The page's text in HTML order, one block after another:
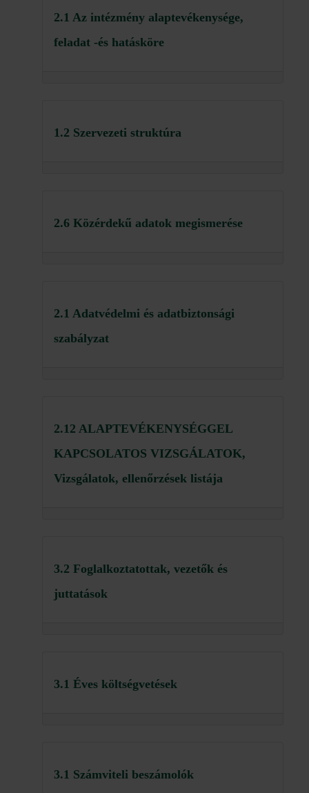
2.1 Az intézmény alaptevékenysége,
feladat -és hatásköre
1.2 Szervezeti struktúra
2.6 Közérdekű adatok megismerése
2.1 Adatvédelmi és adatbiztonsági
szabályzat
2.12 ALAPTEVÉKENYSÉGGEL
KAPCSOLATOS VIZSGÁLATOK,
Vizsgálatok, ellenőrzések listája
3.2 Foglalkoztatottak, vezetők és
juttatások
3.1 Éves költségvetések
3.1 Számviteli beszámolók